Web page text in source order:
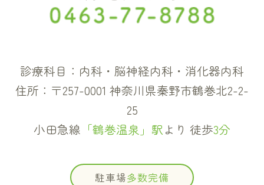
診療科目：内科・脳神経内科・消化器内科
住所：〒257-0001 神奈川県秦野市鶴巻北2-2-
25
小田急線 「鶴巻温泉」駅より 徒歩3分
駐車場多数完備